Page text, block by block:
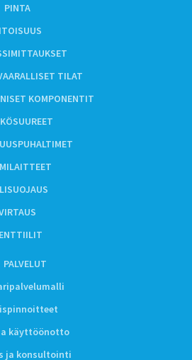
PINTA
TILAT
KOMPONENTIT
PALVELUT
käyttöönotto
ja konsultointi